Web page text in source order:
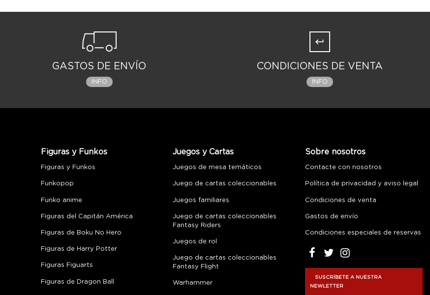
GASTOS DE ENVÍO
INFO
CONDICIONES DE VENTA
INFO
Figuras y Funkos
Figuras y Funkos
Funkopop
Funko anime
Figuras del Capitán América
Figuras de Boku No Hero
Figuras de Harry Potter
Figuras Figuarts
Figuras de Dragon Ball
Juegos y Cartas
Juegos de mesa temáticos
Juego de cartas coleccionables
Juegos familiares
Juego de cartas coleccionables
Fantasy Riders
Juegos de rol
Juego de cartas coleccionables
Fantasy Flight
Warhammer
Sobre nosotros
Contacte con nosotros
Política de privacidad y aviso legal
Condiciones de venta
Gastos de envío
Condiciones especiales de reservas
SUSCRÍBETE A NUESTRA
NEWLETTER